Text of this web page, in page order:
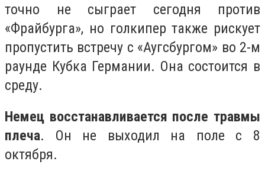
точно не сыграет сегодня против
«Фрайбурга», но голкипер также рискует
пропустить встречу с «Аугсбургом» во 2-м
раунде Кубка Германии. Она состоится в
среду.
Немец восстанавливается после травмы
плеча. Он не выходил на поле с 8
октября.